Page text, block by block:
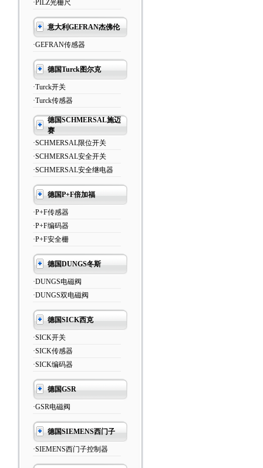
·PILZ光栅尺
意大利GEFRAN杰佛伦
·GEFRAN传感器
德国Turck图尔克
·Turck开关
·Turck传感器
德国SCHMERSAL施迈
赛
·SCHMERSAL限位开关
·SCHMERSAL安全开关
·SCHMERSAL安全继电器
德国P+F倍加福
·P+F传感器
·P+F编码器
·P+F安全栅
德国DUNGS冬斯
·DUNGS电磁阀
·DUNGS双电磁阀
德国SICK西克
·SICK开关
·SICK传感器
·SICK编码器
德国GSR
·GSR电磁阀
德国SIEMENS西门子
·SIEMENS西门子控制器